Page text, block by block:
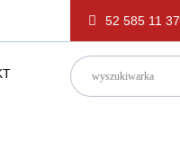
52 585 11 37